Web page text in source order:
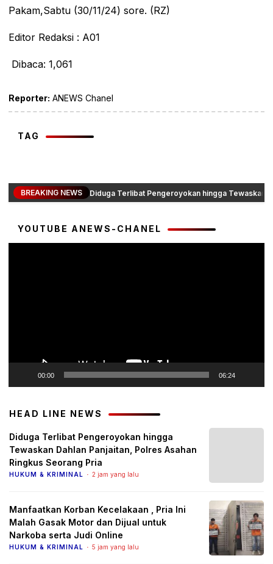
Pakam,Sabtu (30/11/24) sore. (RZ)
Editor Redaksi : A01
Dibaca: 1,061
Reporter: ANEWS Chanel
TAG
BREAKING NEWS Diduga Terlibat Pengeroyokan hingga Tewaskan
YOUTUBE ANEWS-CHANEL
00:00 06:24
HEAD LINE NEWS
Diduga Terlibat Pengeroyokan hingga
Tewaskan Dahlan Panjaitan, Polres Asahan
Ringkus Seorang Pria
HUKUM & KRIMINAL 2 jam yang lalu
Manfaatkan Korban Kecelakaan , Pria Ini
Malah Gasak Motor dan Dijual untuk
Narkoba serta Judi Online
HUKUM & KRIMINAL 5 jam yang lalu